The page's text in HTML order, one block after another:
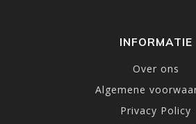
INFORMATIE
Over ons
Algemene
Privacy Policy